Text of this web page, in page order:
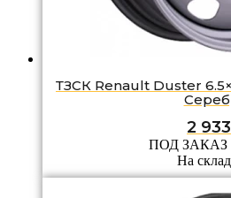
ТЗСК Renault Duster
2 933
ПОД ЗАКАЗ
На